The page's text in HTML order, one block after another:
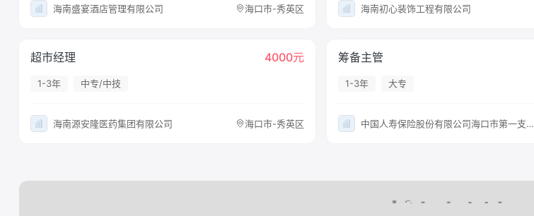
海南盛宴酒店管理有限公司 海口市-秀英区 海南初心装饰工程有限公司
超市经理 4000元
1-3年 中专/中技
海南源安隆医药集团有限公司 海口市-秀英区
筹备主管
1-3年 大专
中国人寿保险股份有限公司海口市第一支公司（唐爱玉经